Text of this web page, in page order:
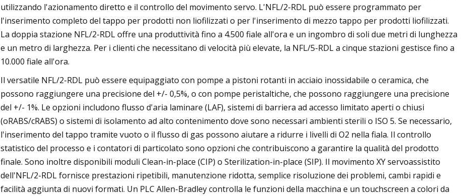
utilizzando l'azionamento diretto e il controllo del movimento servo. L'NFL/2-RDL può essere programmato per
l'inserimento completo del tappo per prodotti non liofilizzati o per l'inserimento di mezzo tappo per prodotti liofilizzati.
La doppia stazione NFL/2-RDL offre una produttività fino a 4.500 fiale all'ora e un ingombro di soli due metri di lunghezza
e un metro di larghezza. Per i clienti che necessitano di velocità più elevate, la NFL/5-RDL a cinque stazioni gestisce fino a
10.000 fiale all'ora.
Il versatile NFL/2-RDL può essere equipaggiato con pompe a pistoni rotanti in acciaio inossidabile o ceramica, che
possono raggiungere una precisione del +/- 0,5%, o con pompe peristaltiche, che possono raggiungere una precisione
del +/- 1%. Le opzioni includono flusso d'aria laminare (LAF), sistemi di barriera ad accesso limitato aperti o chiusi
(oRABS/cRABS) o sistemi di isolamento ad alto contenimento dove sono necessari ambienti sterili o ISO 5. Se necessario,
l'inserimento del tappo tramite vuoto o il flusso di gas possono aiutare a ridurre i livelli di O2 nella fiala. Il controllo
statistico del processo e i contatori di particolato sono opzioni che contribuiscono a garantire la qualità del prodotto
finale. Sono inoltre disponibili moduli Clean-in-place (CIP) o Sterilization-in-place (SIP). Il movimento XY servoassistito
dell'NFL/2-RDL fornisce prestazioni ripetibili, manutenzione ridotta, semplice risoluzione dei problemi, cambi rapidi e
facilità aggiunta di nuovi formati. Un PLC Allen-Bradley controlla le funzioni della macchina e un touchscreen a colori da